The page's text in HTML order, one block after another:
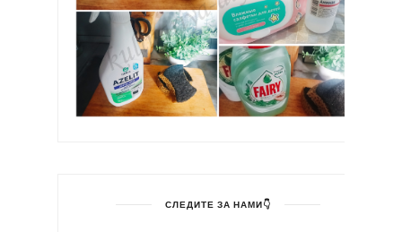
СЛЕДИТЕ ЗА НАМИ👇